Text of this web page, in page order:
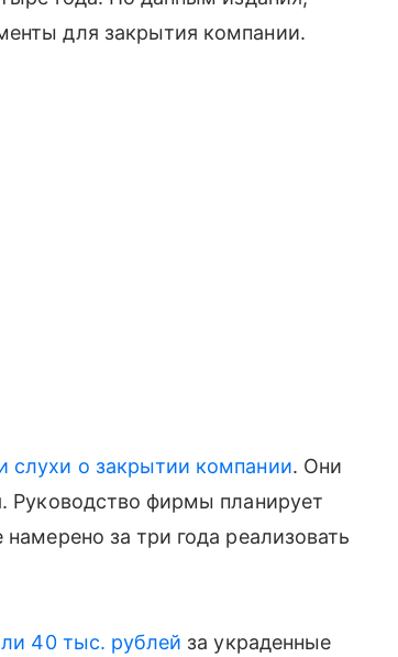
для закрытия компании.
слухи о закрытии компании. Они
Руководство фирмы планирует
за три года реализовать
40 тыс. рублей за украденные